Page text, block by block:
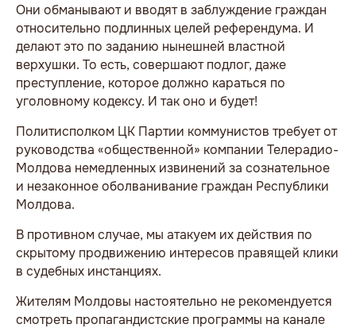
Они обманывают и вводят в заблуждение граждан
относительно подлинных целей референдума. И
делают это по заданию нынешней властной
верхушки. То есть, совершают подлог, даже
преступление, которое должно караться по
уголовному кодексу. И так оно и будет!
Политисполком ЦК Партии коммунистов требует от
руководства «общественной» компании Телерадио-
Молдова немедленных извинений за сознательное
и незаконное оболванивание граждан Республики
Молдова.
В противном случае, мы атакуем их действия по
скрытому продвижению интересов правящей клики
в судебных инстанциях.
Жителям Молдовы настоятельно не рекомендуется
смотреть пропагандистские программы на канале